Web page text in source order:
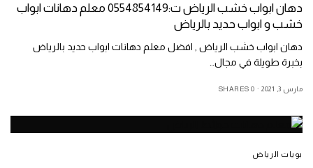
دهان ابواب خشب الرياض ت:0554854149 معلم دهانات ابواب
خشب و ابواب حديد بالرياض
دهان ابواب خشب الرياض , افضل معلم دهانات ابواب حديد بالرياض
بخبرة طويلة في مجال…
مارس 3, 2021 0 SHARES
بويات الرياض